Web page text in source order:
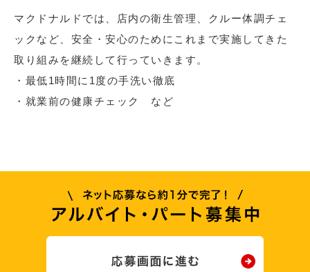
マクドナルドでは、店内の衛生管理、クルー体調チェ
ックなど、安全・安心のためにこれまで実施してきた
取り組みを継続して行っていきます。
・最低1時間に1度の手洗い徹底
・就業前の健康チェック など